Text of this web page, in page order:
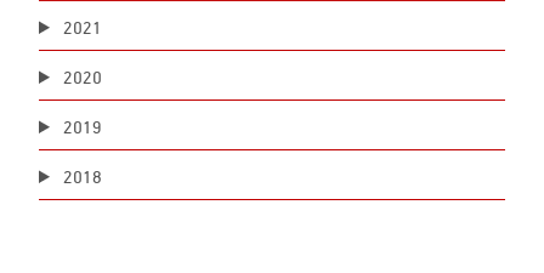
2021
2020
2019
2018